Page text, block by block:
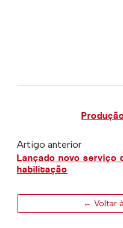
Artigo anterior
Lançado novo serviço
habilitação
← Voltar